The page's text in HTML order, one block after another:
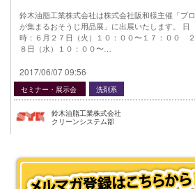
鈴木油脂工業株式会社は株式会社阪和様主催「プロ
が集まるおそうじ用品展」に出展いたします。 日
時：６月２７日（火）１０：００〜１７：００ ２
８日（水）１０：００〜…
2017/06/07 09:56
セミナー・展示会 洗剤系
鈴木油脂工業株式会社
クリーンシステム部